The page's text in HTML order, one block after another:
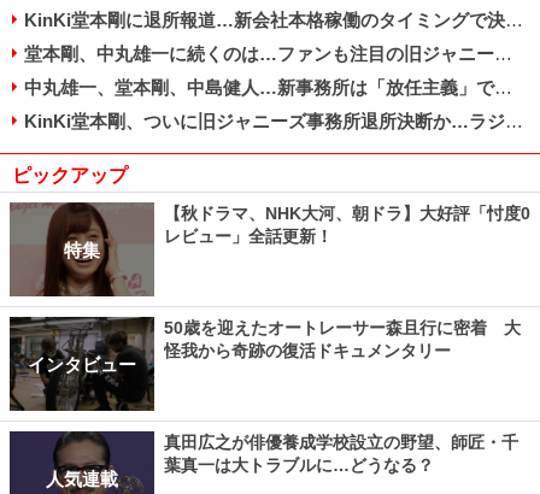
KinKi堂本剛に退所報道…新会社本格稼働のタイミングで決断か
堂本剛、中丸雄一に続くのは…ファンも注目の旧ジャニーズ「未曽有の結婚ラッシュ」
中丸雄一、堂本剛、中島健人…新事務所は「放任主義」で結婚・熱愛報道止まらず
KinKi堂本剛、ついに旧ジャニーズ事務所退所決断か…ラジオで涙こらえる場面も
ピックアップ
特集
【秋ドラマ、NHK大河、朝ドラ】大好評「忖度0
レビュー」全話更新！
インタビュー
50歳を迎えたオートレーサー森且行に密着 大
怪我から奇跡の復活ドキュメンタリー
人気連載
真田広之が俳優養成学校設立の野望、師匠・千
葉真一は大トラブルに…どうなる？